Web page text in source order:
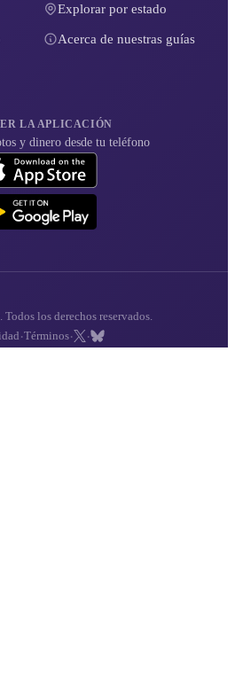
Explorar por estado
Acerca de nuestras guías
LA APLICACIÓN
y dinero desde tu teléfono
los derechos reservados.
·Términos· ·